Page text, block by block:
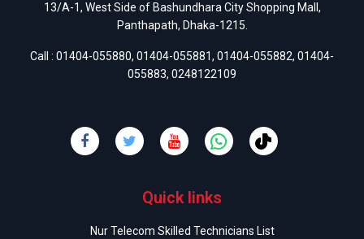
13/A-1, West Side of Bashundhara City Shopping Mall,
Panthapath, Dhaka-1215.
Call : 01404-055880, 01404-055881, 01404-055882, 01404-
055883, 0248122109
Quick links
Nur Telecom Skilled Technicians List